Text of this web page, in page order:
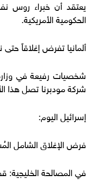
يعتقد أن خبراء روس
الحكومية الأمريكية.
ألمانيا تفرض إغلاقاً حتى
شخصيات رفيعة في
شركة مودبرنا تصل هذا
إسرائيل اليوم:
فرض الإغلاق الشامل
في المصالحة الخليجية: